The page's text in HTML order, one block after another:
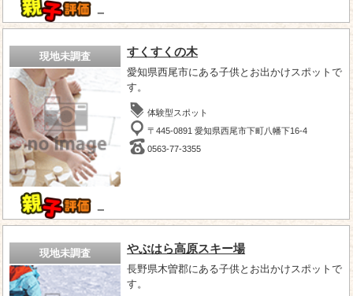
－
現地未調査
－
すくすくの木
愛知県西尾市にある子供とお出かけスポットで
す。
体験型スポット
〒445-0891 愛知県西尾市下町八幡下16-4
0563-77-3355
現地未調査 やぶはら高原スキー場
長野県木曽郡にある子供とお出かけスポットで
す。